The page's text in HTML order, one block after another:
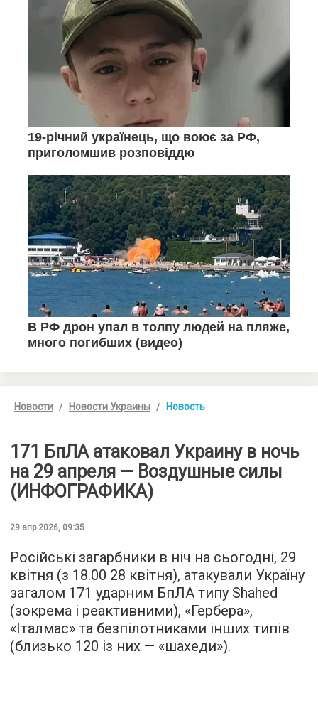
Новости Новости Украины Новость
171 БпЛА атаковал Украину в ночь
на 29 апреля — Воздушные силы
(ИНФОГРАФИКА)
29 апр 2026, 09:35
Російські загарбники в ніч на сьогодні, 29
квітня (з 18.00 28 квітня), атакували Україну
загалом 171 ударним БпЛА типу Shahed
(зокрема і реактивними), «Гербера»,
«Італмас» та безпілотниками інших типів
(близько 120 із них — «шахеди»).